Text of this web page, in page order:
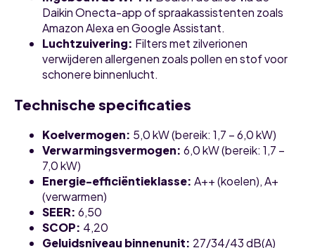
Daikin Onecta-app of spraakassistenten zoals
Amazon Alexa en Google Assistant.
Luchtzuivering: Filters met zilverionen
verwijderen allergenen zoals pollen en stof voor
schonere binnenlucht.
Technische specificaties
Koelvermogen: 5,0 kW (bereik: 1,7 – 6,0 kW)
Verwarmingsvermogen: 6,0 kW (bereik: 1,7 –
7,0 kW)
Energie-efficiëntieklasse: A++ (koelen), A+
(verwarmen)
SEER: 6,50
SCOP: 4,20
Geluidsniveau binnenunit: 27/34/43 dB(A)